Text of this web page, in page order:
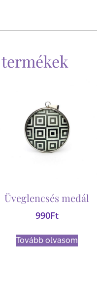
Üveglencsés medál
990Ft
Tovább olvasom